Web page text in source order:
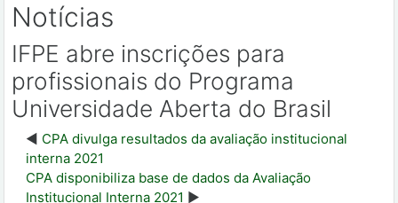
Notícias
IFPE abre inscrições para
profissionais do Programa
Universidade Aberta do Brasil
CPA divulga resultados da avaliação institucional
interna 2021
CPA disponibiliza base de dados da Avaliação
Institucional Interna 2021